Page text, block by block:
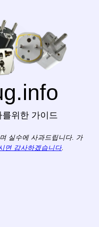
위한 가이드
실수에 사과드립니다. 가
면 감사하겠습니다.